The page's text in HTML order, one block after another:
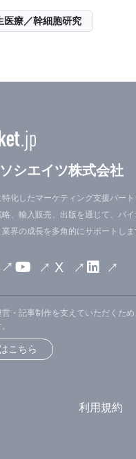
医療／幹細胞研究
シエイツ株式会社
化したマーケティング支援パー
、輸入販売、出版を通じて、バ
界の成長を多角的にサポートしま
X
・記事制作を支えていただくた
こちら
利用規約